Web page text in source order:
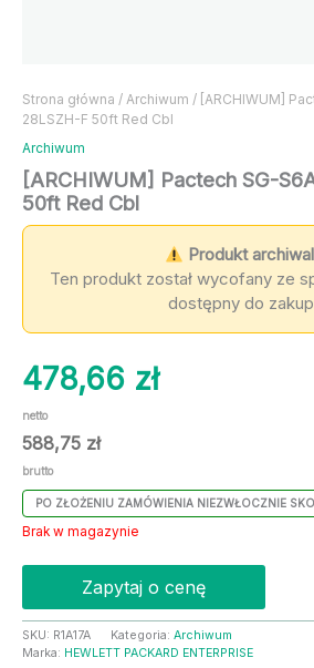
Strona główna / Archiwum / [ARCHIWUM]
28LSZH-F 50ft Red Cbl
Archiwum
[ARCHIWUM] Pactech SG-
50ft Red Cbl
Produkt
Ten produkt został wycofany ze
dostępny do
478,66 zł
netto
588,75 zł
brutto
PO ZŁOŻENIU ZAMÓWIENIA NIEZWŁOCZNIE
Brak w magazynie
Zapytaj o cenę
SKU: R1A17A Kategoria: Archiwum
Marka: HEWLETT PACKARD ENTERPRISE